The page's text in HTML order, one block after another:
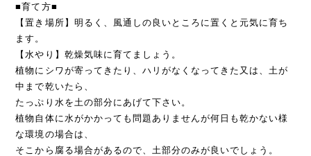
■育て方■
【置き場所】明るく、風通しの良いところに置くと元気に育ち
ます。
【水やり】乾燥気味に育てましょう。
植物にシワが寄ってきたり、ハリがなくなってきた又は、土が
中まで乾いたら、
たっぷり水を土の部分にあげて下さい。
植物自体に水がかかっても問題ありませんが何日も乾かない様
な環境の場合は、
そこから腐る場合があるので、土部分のみが良いでしょう。